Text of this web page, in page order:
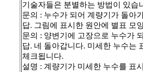
기술자들은 분별하는 방법이 있습
문의 : 누수가 되어 계량기가 돌아
답. 그림에 표시한 원안에 별표 모
문의 : 양변기에 고장으로 누수가
답. 네 돌아갑니다. 미세한 누수는
체크됩니다.
설명 : 계량기가 미세한 누수를 표